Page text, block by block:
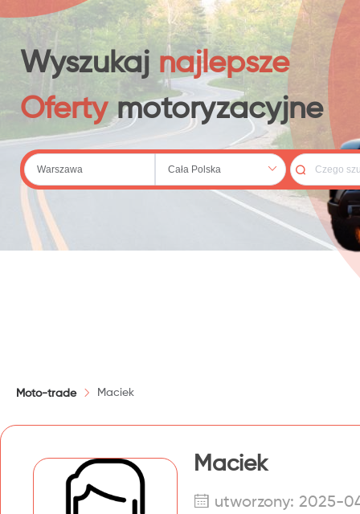
Wyszukaj najlepsze
Ofertymotoryzacyjne
Moto-trade Maciek
Maciek
utworzony: 2025-